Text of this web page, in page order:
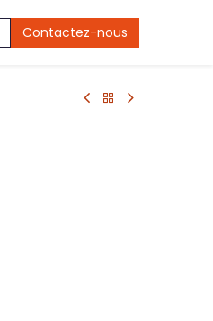
Contactez-nous